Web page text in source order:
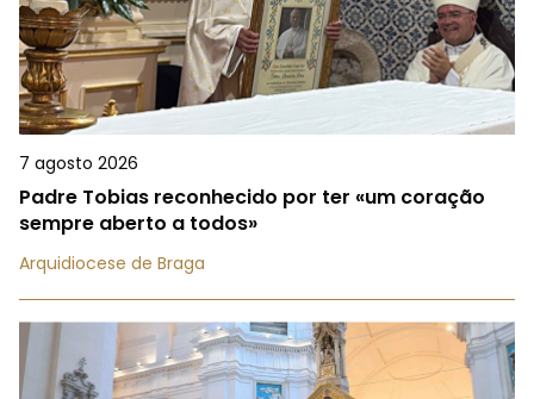
7 agosto 2026
Padre Tobias reconhecido por ter «um coração
sempre aberto a todos»
Arquidiocese de Braga